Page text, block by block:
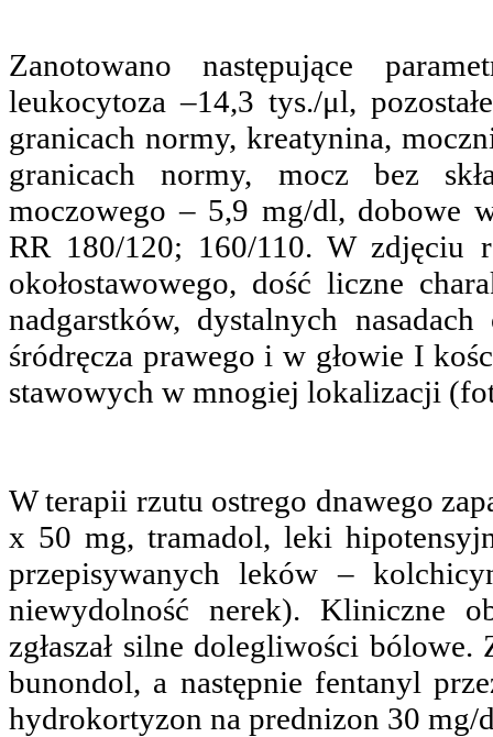
Zanotowano następujące
leukocytoza –14,3 tys./μl,
granicach normy, kreatynina,
granicach normy, mocz bez
moczowego – 5,9 mg/dl, dobowe
RR 180/120; 160/110. W zdjęciu
okołostawowego, dość liczne
nadgarstków, dystalnych
śródręcza prawego i w głowie I
stawowych w mnogiej lokalizacji
W terapii rzutu ostrego dnawego
x 50 mg, tramadol, leki
przepisywanych leków –
niewydolność nerek). Kliniczne
zgłaszał silne dolegliwości
bunondol, a następnie fentanyl
hydrokortyzon na prednizon 30 mg/